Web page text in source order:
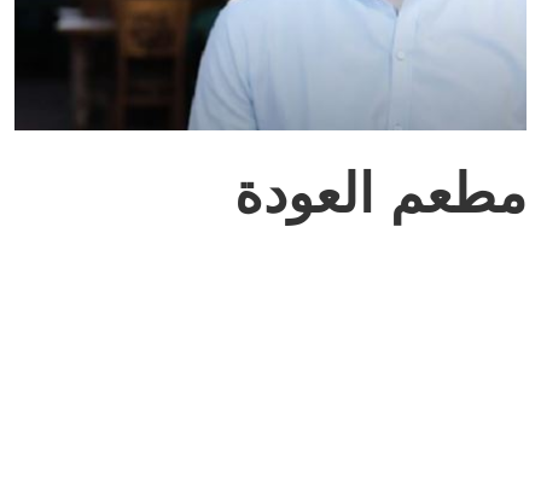
مطعم العودة